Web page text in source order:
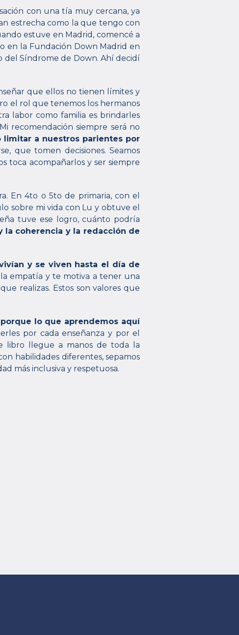
con una tía muy cercana, ya
estrecha como la que tengo con
estuve en Madrid, comencé a
en la Fundación Down Madrid en
del Síndrome de Down. Ahí decidí
que ellos no tienen límites y
el rol que tenemos los hermanos
labor como familia es brindarles
recomendación siempre será no
limitar a nuestros parientes por
que tomen decisiones. Seamos
toca acompañarlos y ser siempre
En 4to o 5to de primaria, con el
sobre mi vida con Lu y obtuve el
tuve ese logro, cuánto podría
la coherencia y la redacción de
y se viven hasta el día de
empatía y te motiva a tener una
realizas. Estos son valores que
porque lo que aprendemos aquí
por cada enseñanza y por el
libro llegue a manos de toda la
habilidades diferentes, sepamos
más inclusiva y respetuosa.